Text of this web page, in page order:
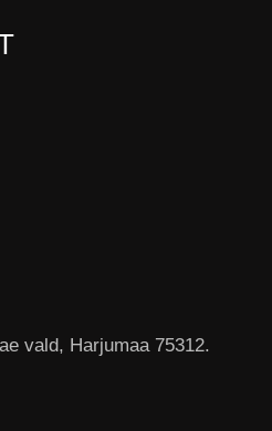
vald, Harjumaa 75312.